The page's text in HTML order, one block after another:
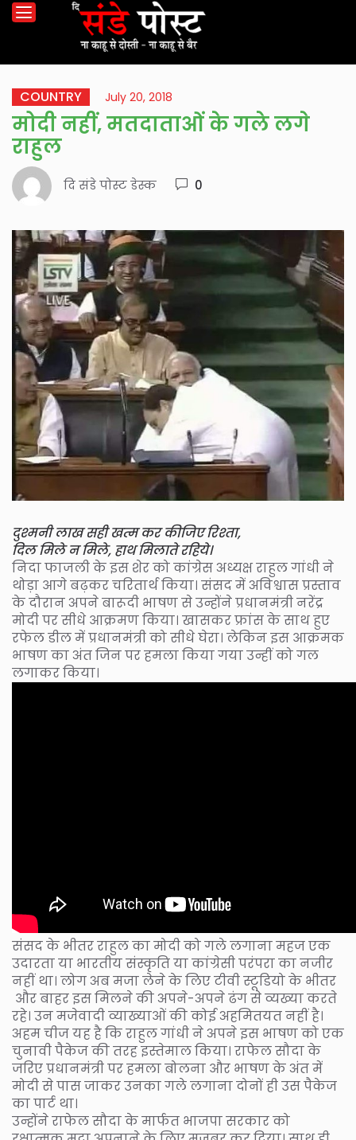
COUNTRY July 20, 2018
मोदी नहीं, मतदाताओं के गले लगे
राहुल
दि संडे पोस्ट डेस्क 0
दुश्मनी लाख सही खत्म कर कीजिए रिश्ता,
दिल मिले न मिले, हाथ मिलाते रहिये।
निदा फाजली के इस शेर को कांग्रेस अध्यक्ष राहुल गांधी ने
थोड़ा आगे बढ़कर चरितार्थ किया। संसद में अविश्वास प्रस्ताव
के दौरान अपने बारूदी भाषण से उन्होंने प्रधानमंत्री नरेंद्र
मोदी पर सीधे आक्रमण किया। खासकर फ्रांस के साथ हुए
रफेल डील में प्रधानमंत्री को सीधे घेरा। लेकिन इस आक्रमक
भाषण का अंत जिन पर हमला किया गया उन्हीं को गल
लगाकर किया।
संसद के भीतर राहुल का मोदी को गले लगाना महज एक
उदारता या भारतीय संस्कृति या कांग्रेसी परंपरा का नजीर
नहीं था। लोग अब मजा लेने के लिए टीवी स्टूडियो के भीतर
और बाहर इस मिलने की अपने-अपने ढंग से व्यख्या करते
रहे। उन मजेवादी व्याख्याओं की कोई अहमितयत नहीं है।
अहम चीज यह है कि राहुल गांधी ने अपने इस भाषण को एक
चुनावी पैकेज की तरह इस्तेमाल किया। राफेल सौदा के
जरिए प्रधानमंत्री पर हमला बोलना और भाषण के अंत में
मोदी से पास जाकर उनका गले लगाना दोनों ही उस पैकेज
का पार्ट था।
उन्होंने राफेल सौदा के मार्फत भाजपा सरकार को